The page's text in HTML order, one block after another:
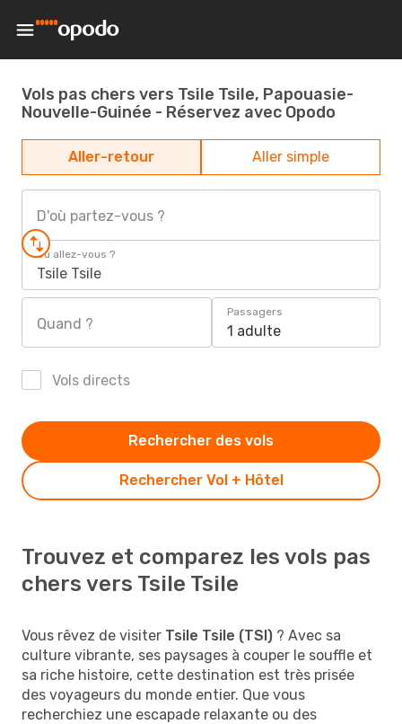
Vols pas chers vers Tsile Tsile, Papouasie-
Nouvelle-Guinée - Réservez avec Opodo
Aller-retour Aller simple
D'où partez-vous ?
Où allez-vous ?
Tsile Tsile
Quand ?
Passagers
1 adulte
Vols directs
Rechercher Vol + Hôtel
Rechercher des vols
Trouvez et comparez les vols pas
chers vers Tsile Tsile
Vous rêvez de visiter Tsile Tsile (TSI) ? Avec sa
culture vibrante, ses paysages à couper le souffle et
sa riche histoire, cette destination est très prisée
des voyageurs du monde entier. Que vous
recherchiez une escapade relaxante ou des